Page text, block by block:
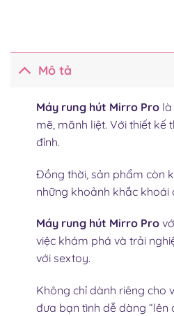
Mô tả
Máy rung hút Mirro Prolà
mẽ, mãnh liệt. Với thiết kế
đỉnh.
Đồng thời, sản phẩm còn
những khoảnh khắc khoái
Máy rung hút Mirro Pro
việc khám phá và trải
với sextoy.
Không chỉ dành riêng cho
đưa bạn tình dễ dàng “lên